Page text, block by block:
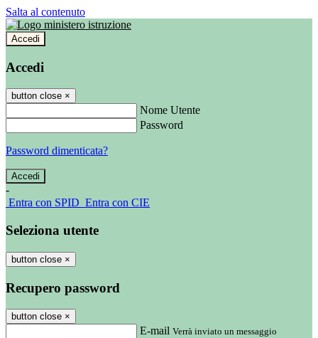
Salta al contenuto
Accedi
Accedi
button close ×
Nome Utente
Password
Password dimenticata?
-
Entra con SPID Entra con CIE
Seleziona utente
button close ×
Recupero password
button close ×
E-mail Verrà inviato un messaggio